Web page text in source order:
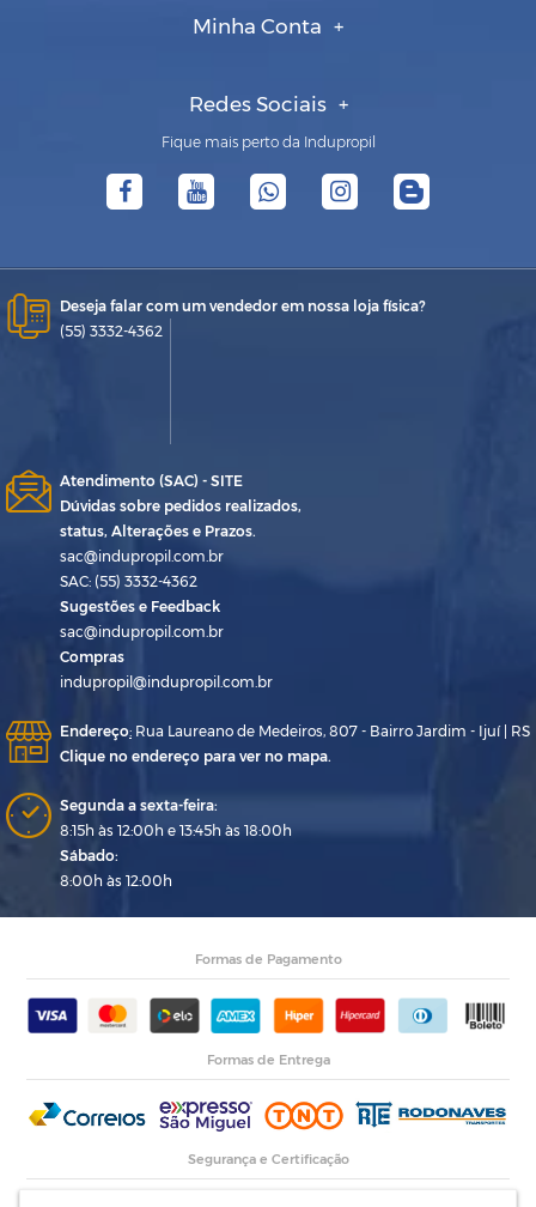
Minha Conta
Redes Sociais
Fique mais perto da Indupropil
Deseja falar com um vendedor em nossa loja física?
(55) 3332-4362
Atendimento (SAC) - SITE
Dúvidas sobre pedidos realizados,
status, Alterações e Prazos.
sac@indupropil.com.br
SAC: (55) 3332-4362
Sugestões e Feedback
sac@indupropil.com.br
Compras
indupropil@indupropil.com.br
Endereço: Rua Laureano de Medeiros, 807 - Bairro Jardim - Ijuí | RS
Clique no endereço para ver no mapa.
Segunda a sexta-feira:
8:15h às 12:00h e 13:45h às 18:00h
Sábado:
8:00h às 12:00h
Formas de Pagamento
Formas de Entrega
Segurança e Certificação